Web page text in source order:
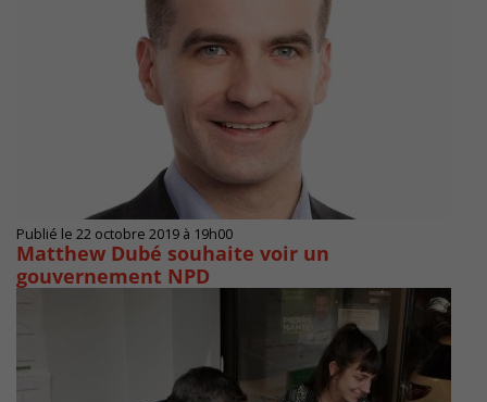
Publié le 22 octobre 2019 à 19h00
Matthew Dubé souhaite voir un
gouvernement NPD